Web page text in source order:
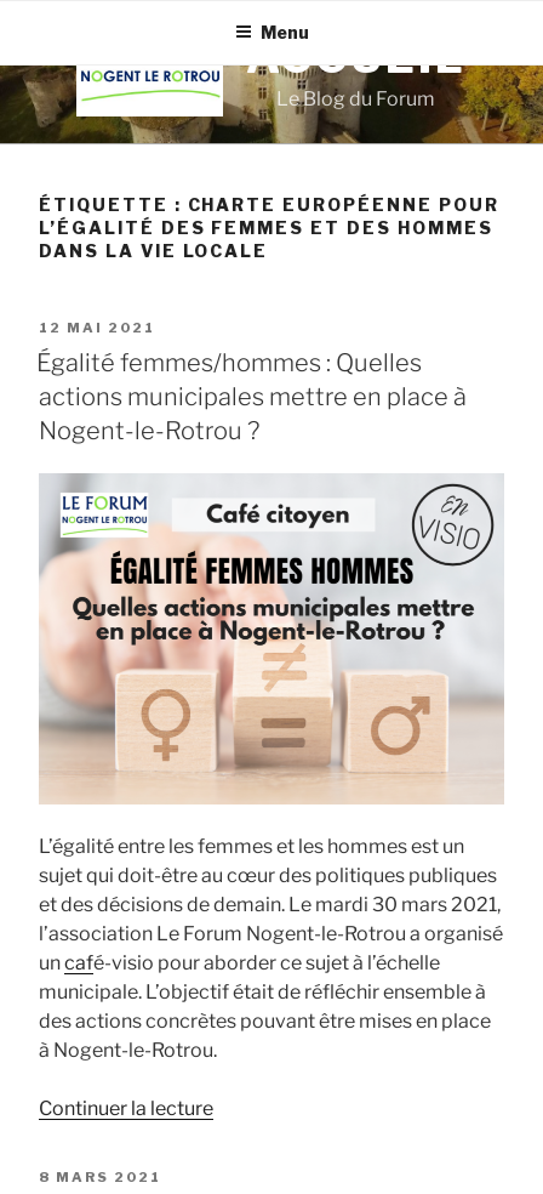
contenu
principal
ACCUEIL
Le Blog du Forum
Menu
ÉTIQUETTE : CHARTE EUROPÉENNE POUR
L’ÉGALITÉ DES FEMMES ET DES HOMMES
DANS LA VIE LOCALE
PUBLIÉ
LE
12 MAI 2021
Égalité femmes/hommes : Quelles
actions municipales mettre en place à
Nogent-le-Rotrou ?
L’égalité entre les femmes et les hommes est un
sujet qui doit-être au cœur des politiques publiques
et des décisions de demain. Le mardi 30 mars 2021,
l’association Le Forum Nogent-le-Rotrou a organisé
uncafé-visio pour aborder ce sujet à l’échelle
municipale. L’objectif était de réfléchir ensemble à
des actions concrètes pouvant être mises en place
à Nogent-le-Rotrou.
Continuer la lecturede
PUBLIÉ
8 MARS 2021